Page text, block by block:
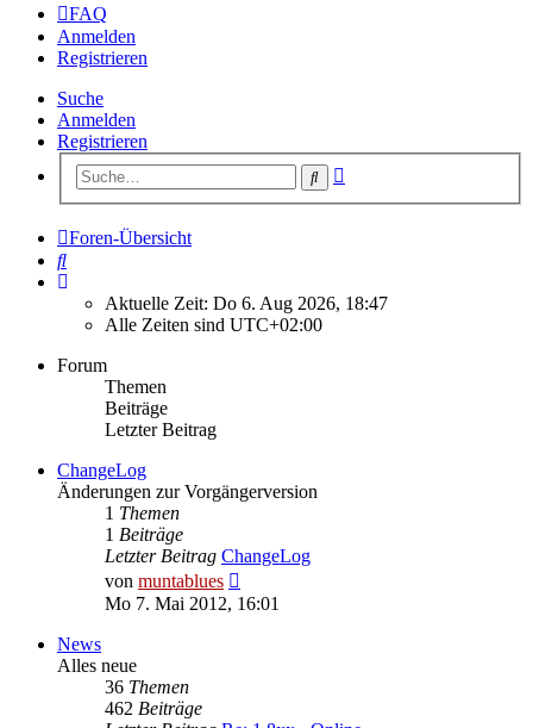
FAQ
Anmelden
Registrieren
Suche
Anmelden
Registrieren
Suche
Foren-Übersicht
Suche
Aktuelle Zeit: Do 6. Aug 2026, 18:47
Alle Zeiten sind UTC+02:00
Forum
Themen
Beiträge
Letzter Beitrag
ChangeLog
Änderungen zur Vorgängerversion
1 Themen
1 Beiträge
Letzter Beitrag ChangeLog
von muntablues
Beitrag
Mo 7. Mai 2012, 16:01
News
Alles neue
36 Themen
462 Beiträge